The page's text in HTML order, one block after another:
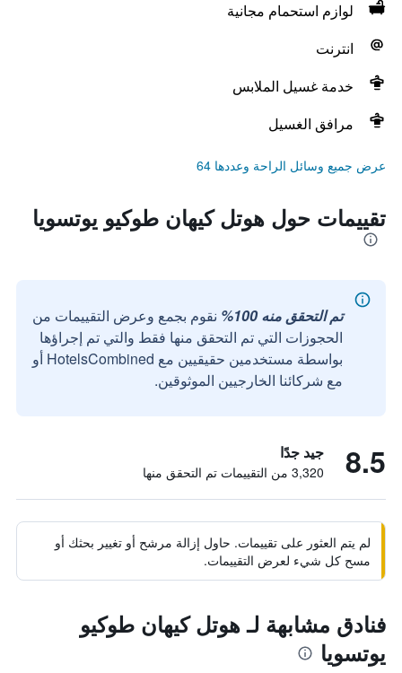
لوازم استحمام مجانية
انترنت
خدمة غسيل الملابس
مرافق الغسيل
عرض جميع وسائل الراحة وعددها 64
تقييمات حول هوتل كيهان طوكيو يوتسويا
تم التحقق منه 100%
نقوم بجمع وعرض التقييمات من
الحجوزات التي تم التحقق منها فقط والتي تم إجراؤها
بواسطة مستخدمين حقيقيين مع HotelsCombined أو
مع شركائنا الخارجيين الموثوقين.
8.5 جيد جدًا
3,320 من التقييمات تم التحقق منها
لم يتم العثور على تقييمات. حاول إزالة مرشح أو تغيير بحثك أو
مسح كل شيء لعرض التقييمات.
فنادق مشابهة لـ هوتل كيهان طوكيو
يوتسويا